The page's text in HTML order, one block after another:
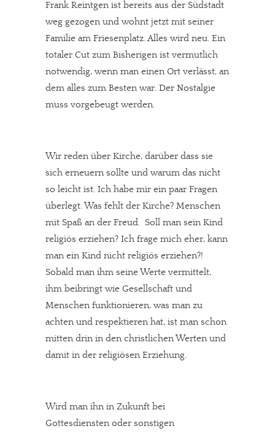
Frank Reintgen ist bereits aus der Südstadt
weg gezogen und wohnt jetzt mit seiner
Familie am Friesenplatz. Alles wird neu. Ein
totaler Cut zum Bisherigen ist vermutlich
notwendig, wenn man einen Ort verlässt, an
dem alles zum Besten war. Der Nostalgie
muss vorgebeugt werden.
Wir reden über Kirche, darüber dass sie
sich erneuern sollte und warum das nicht
so leicht ist. Ich habe mir ein paar Fragen
überlegt. Was fehlt der Kirche? Menschen
mit Spaß an der Freud. Soll man sein Kind
religiös erziehen? Ich frage mich eher, kann
man ein Kind nicht religiös erziehen?!
Sobald man ihm seine Werte vermittelt,
ihm beibringt wie Gesellschaft und
Menschen funktionieren, was man zu
achten und respektieren hat, ist man schon
mitten drin in den christlichen Werten und
damit in der religiösen Erziehung.
Wird man ihn in Zukunft bei
Gottesdiensten oder sonstigen